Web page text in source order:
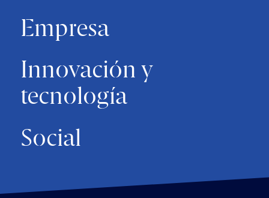
Empresa
Innovación y
tecnología
Social